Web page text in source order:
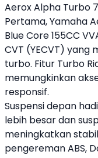
Aerox Alpha Turbo
Pertama,Yamaha
Blue Core 155CC
CVT (YECVT) yang
turbo. Fitur Turbo
memungkinkan
responsif.
Suspensi depan
lebih besar dan
meningkatkan
pengereman ABS,